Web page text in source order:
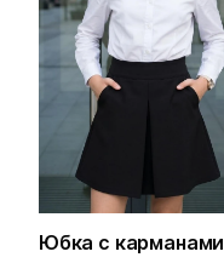
Юбка с карманами